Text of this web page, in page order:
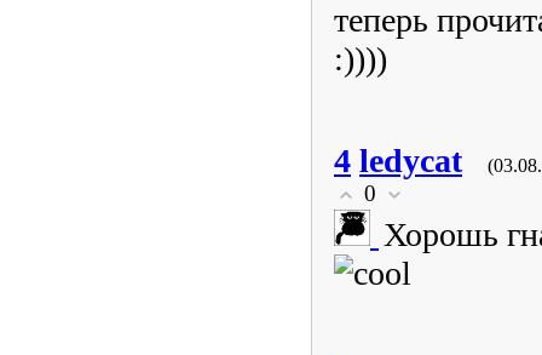
теперь
:))))
4 ledycat
0
Хорошь